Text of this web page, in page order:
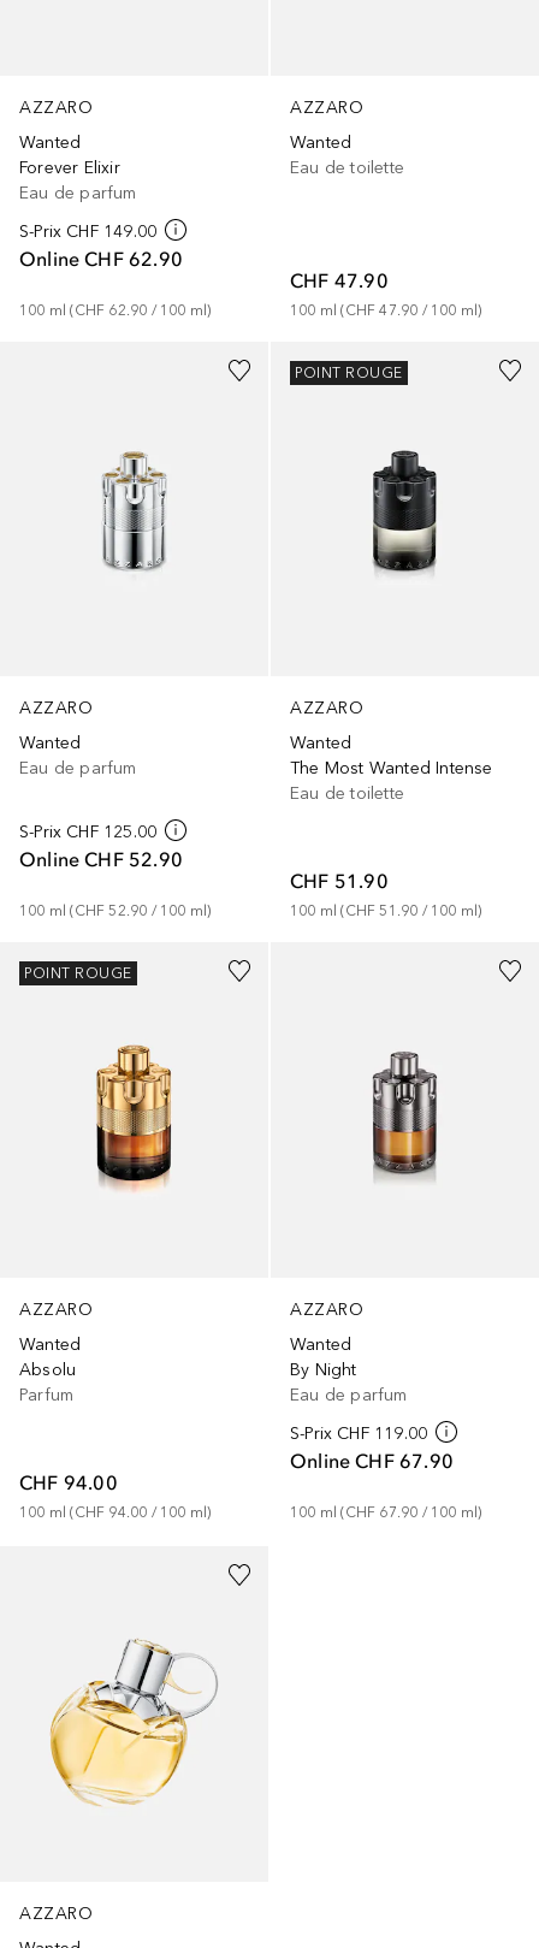
AZZARO
Wanted
Forever Elixir
Eau de parfum
S-Prix CHF 149.00
Online CHF 62.90
100 ml (CHF 62.90 / 100 ml)
AZZARO
Wanted
Eau de toilette
CHF 47.90
100 ml (CHF 47.90 / 100 ml)
AZZARO
Wanted
Eau de parfum
S-Prix CHF 125.00
Online CHF 52.90
100 ml (CHF 52.90 / 100 ml)
AZZARO
Wanted
The Most Wanted Intense
Eau de toilette
CHF 51.90
100 ml (CHF 51.90 / 100 ml)
POINT ROUGE
AZZARO
Wanted
Absolu
Parfum
CHF 94.00
100 ml (CHF 94.00 / 100 ml)
POINT ROUGE
AZZARO
Wanted
By Night
Eau de parfum
S-Prix CHF 119.00
Online CHF 67.90
100 ml (CHF 67.90 / 100 ml)
AZZARO